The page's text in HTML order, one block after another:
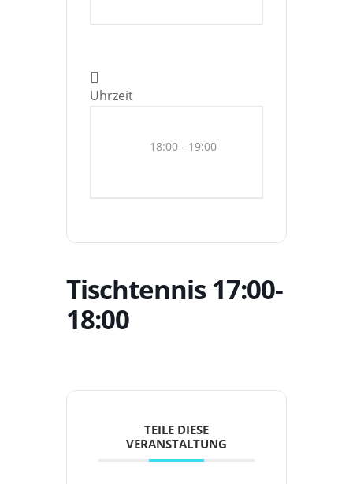
Uhrzeit
18:00 - 19:00
Tischtennis 17:00-
18:00
TEILE DIESE
VERANSTALTUNG